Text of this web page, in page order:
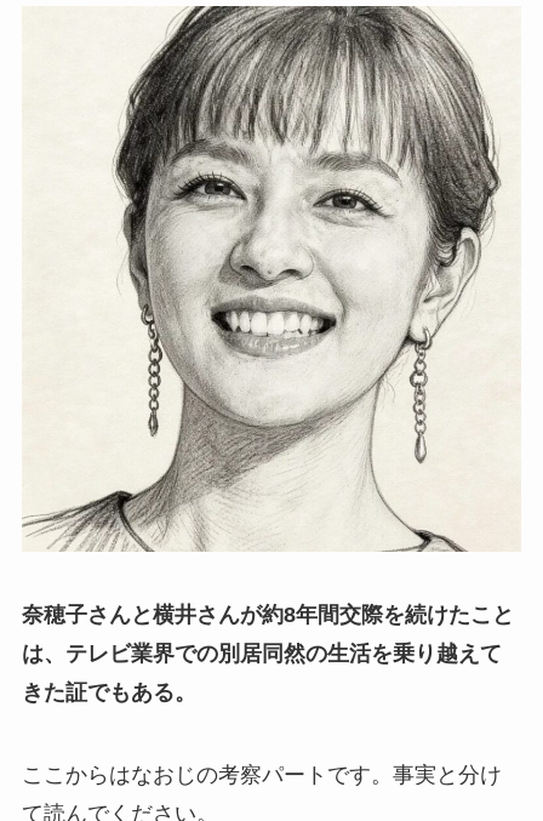
奈穂子さんと横井さんが約8年間交際を続けたこと
は、テレビ業界での別居同然の生活を乗り越えて
きた証でもある。
ここからはなおじの考察パートです。事実と分け
て読んでください。